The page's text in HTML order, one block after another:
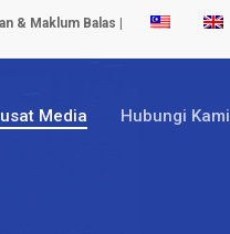
& Maklum Balas |
Media Hubungi Kami